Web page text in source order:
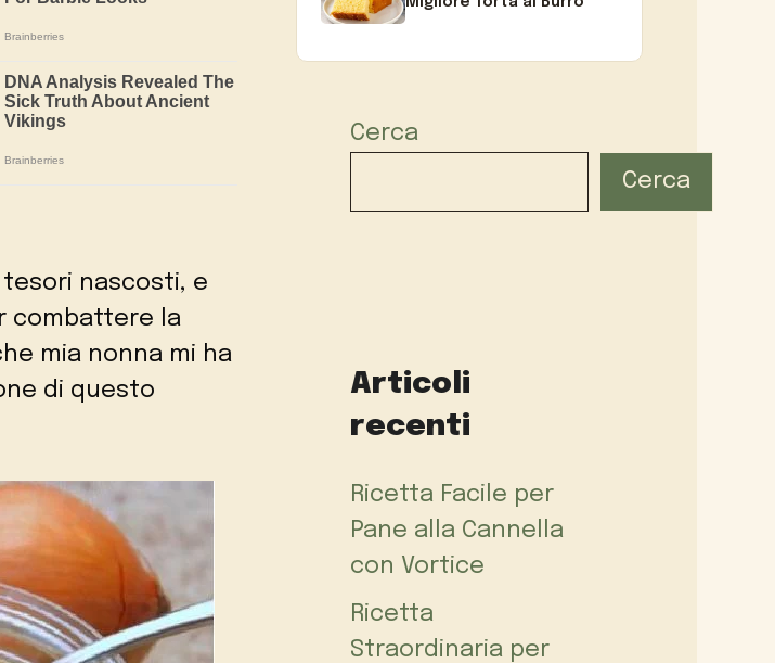
tesori nascosti, e
combattere la
mia nonna mi ha
di questo
Cerca
Cerca
Articoli
recenti
Ricetta Facile per
Pane alla Cannella
con Vortice
Ricetta
Straordinaria per